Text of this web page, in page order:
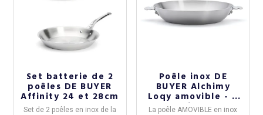
Set batterie de 2
poêles DE BUYER
Affinity 24 et 28cm
Set de 2 poêles en inox de la
Poêle inox DE
BUYER Alchimy
Loqy amovible - 4
tailles
La poêle AMOVIBLE en inox